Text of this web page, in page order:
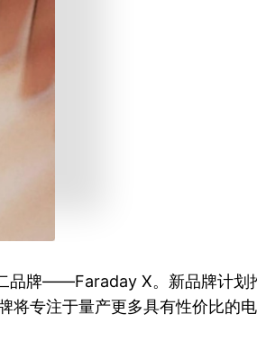
品牌——Faraday X。新品牌计划
专注于量产更多具有性价比的